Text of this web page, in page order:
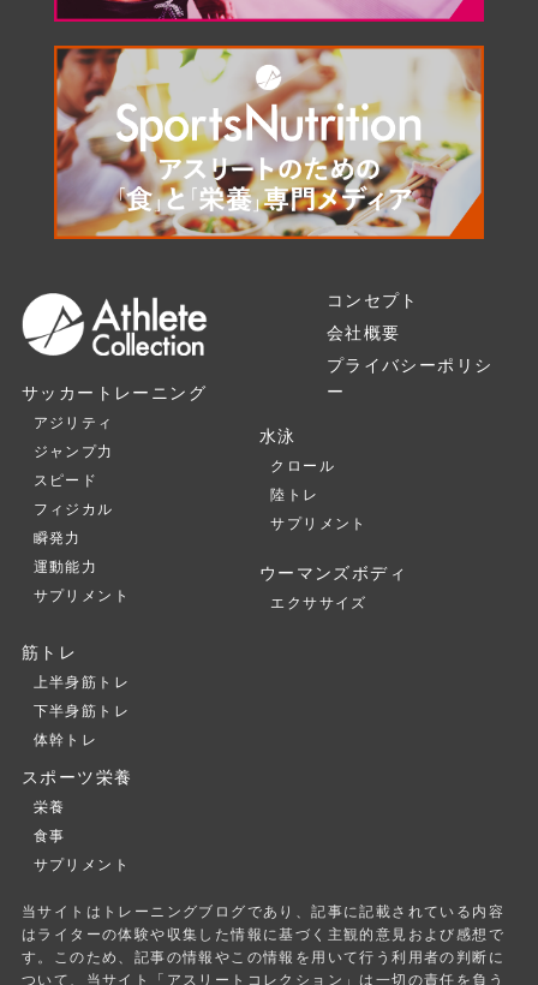
コンセプト
会社概要
プライバシーポリシ
ー
サッカートレーニング
アジリティ
ジャンプ力
スピード
フィジカル
瞬発力
運動能力
サプリメント
水泳
クロール
陸トレ
サプリメント
ウーマンズボディ
エクササイズ
筋トレ
上半身筋トレ
下半身筋トレ
体幹トレ
スポーツ栄養
栄養
食事
サプリメント
当サイトはトレーニングブログであり、記事に記載されている内容
はライターの体験や収集した情報に基づく主観的意見および感想で
す。このため、記事の情報やこの情報を用いて行う利用者の判断に
ついて、当サイト「アスリートコレクション」は一切の責任を負う